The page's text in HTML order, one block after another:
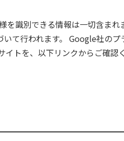
識別できる情報は一切含ま
て行われます。 Google社の
トを、以下リンクからご確認